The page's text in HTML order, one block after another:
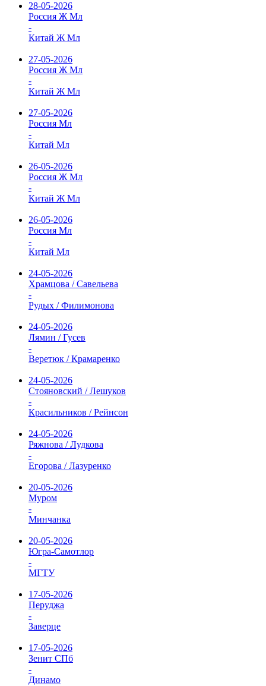
28-05-2026
Россия Ж Мл
-
Китай Ж Мл
27-05-2026
Россия Ж Мл
-
Китай Ж Мл
27-05-2026
Россия Мл
-
Китай Мл
26-05-2026
Россия Ж Мл
-
Китай Ж Мл
26-05-2026
Россия Мл
-
Китай Мл
24-05-2026
Храмцова / Савельева
-
Рудых / Филимонова
24-05-2026
Лямин / Гусев
-
Веретюк / Крамаренко
24-05-2026
Стояновский / Лешуков
-
Красильников / Рейнсон
24-05-2026
Ряжнова / Лудкова
-
Егорова / Лазуренко
20-05-2026
Муром
-
Минчанка
20-05-2026
Югра-Самотлор
-
МГТУ
17-05-2026
Перуджа
-
Заверце
17-05-2026
Зенит СПб
-
Динамо